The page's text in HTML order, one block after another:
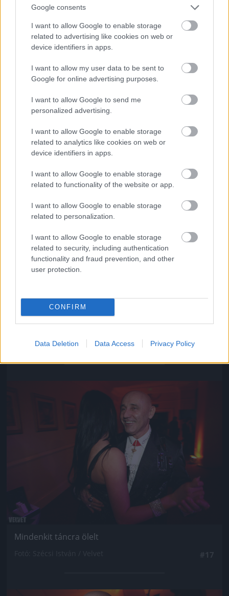
Google consents
I want to allow Google to enable storage
related to advertising like cookies on web or
device identifiers in apps.
I want to allow my user data to be sent to
Google for online advertising purposes.
I want to allow Google to send me
personalized advertising.
I want to allow Google to enable storage
related to analytics like cookies on web or
device identifiers in apps.
I want to allow Google to enable storage
related to functionality of the website or app.
I want to allow Google to enable storage
related to personalization.
I want to allow Google to enable storage
related to security, including authentication
functionality and fraud prevention, and other
user protection.
CONFIRM
Data Deletion Data Access Privacy Policy
Fotó: Szécsi István / Velvet
Jön még kép!
Fotó: Szécsi István / Velvet
Jön még kép!
Mindenkit táncra ölelt